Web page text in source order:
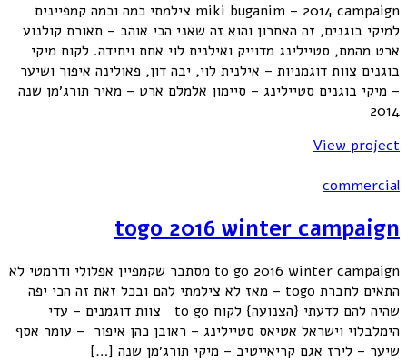
miki buganim – 2014 campaign צילמתי כמה וכמה קמפיינים
למיקי בוגנים, זה האחרון והוא זה שאני הכי אוהב – תאורת קולנוע
ארט מהמם, סטיילינג מדוייק ואילנית לוי אחת ויחידה. לקוח מיקי
בוגנים צוות דוגמניות – אילנית לוי, יבה דון, פאולינה איפור ושיער
– מיקי בוגנים סטיילינג – סיימון אלמלם ארט – מאיר תורג׳מן שנה
2014
View project
commercial
togo 2016 winter campaign
to go 2016 winter campaign מסתבר שקמפיין אפלולי ודרמטי לא
התאים לחברת togo – מאז לא צילמתי להם ובכל זאת זה הכי יפה
שהיה להם לדעתי {הצנועה} לקוח to go צוות דוגמנים – עדי
הימלבלוי וישראל אטיאס סטיילינג – ראובן כהן איפור – עומר אסף
שיער – לירז אגם קריאייטיב – מיקי תורג׳מן שנה […]